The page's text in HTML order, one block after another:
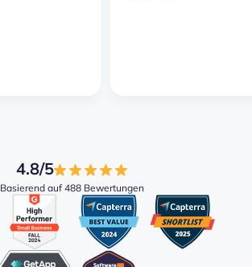
4.8/5
Basierend auf 488 Bewertungen